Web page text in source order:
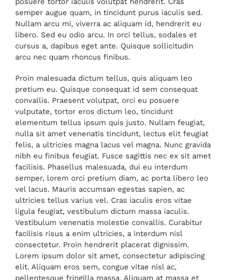
semper augue quam, in tincidunt purus iaculis sed.
Nullam arcu mi, viverra ac aliquam id, hendrerit eu
libero. Sed eu odio arcu. In orci tellus, sodales et
cursus a, dapibus eget ante. Quisque sollicitudin
arcu nec quam rhoncus finibus.
Proin malesuada dictum tellus, quis aliquam leo
pretium eu. Quisque consequat id sem consequat
convallis. Praesent volutpat, orci eu posuere
vulputate, tortor eros dictum leo, tincidunt
elementum tellus ipsum quis justo. Nullam feugiat,
nulla sit amet venenatis tincidunt, lectus elit feugiat
felis, a ultricies magna lacus vel magna. Nunc gravida
nibh eu finibus feugiat. Fusce sagittis nec ex sit amet
facilisis. Phasellus malesuada, dui eu interdum
semper, lorem orci pretium diam, ac porta libero leo
vel lacus. Mauris accumsan egestas sapien, ac
ultricies tellus varius vel. Cras iaculis eros vitae
ligula feugiat, vestibulum dictum massa iaculis.
Vestibulum venenatis molestie convallis. Curabitur
facilisis risus a enim ultricies, a interdum nisl
consectetur. Proin hendrerit placerat dignissim.
Lorem ipsum dolor sit amet, consectetur adipiscing
elit. Aliquam eros sem, congue vitae nisl ac,
pellentesque fringilla massa. Aliquam at massa et